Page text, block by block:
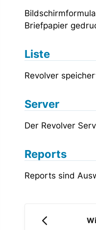
Briefpapier
Liste
Revolver
Server
Der Revolver
Reports
Reports sind